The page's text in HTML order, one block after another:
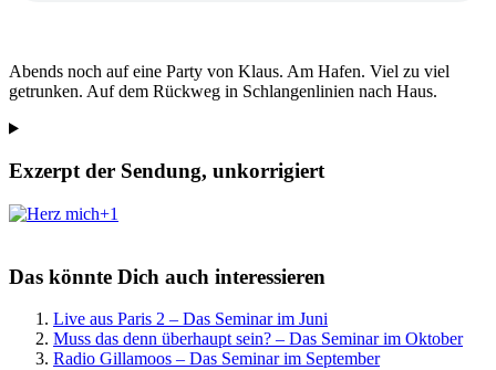
Abends noch auf eine Party von Klaus. Am Hafen. Viel zu viel
getrunken. Auf dem Rückweg in Schlangenlinien nach Haus.
Exzerpt der Sendung, unkorrigiert
+1
Das könnte Dich auch interessieren
Live aus Paris 2 – Das Seminar im Juni
Muss das denn überhaupt sein? – Das Seminar im Oktober
Radio Gillamoos – Das Seminar im September